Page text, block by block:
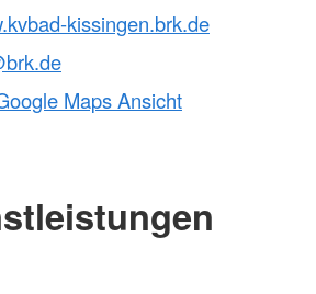
kissingen.brk.de
Maps Ansicht